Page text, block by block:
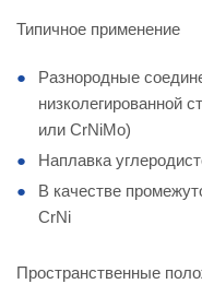
Типичное применение
Разнородные
низколегированной
или CrNiMo)
Наплавка
В качестве
CrNi
Пространственные